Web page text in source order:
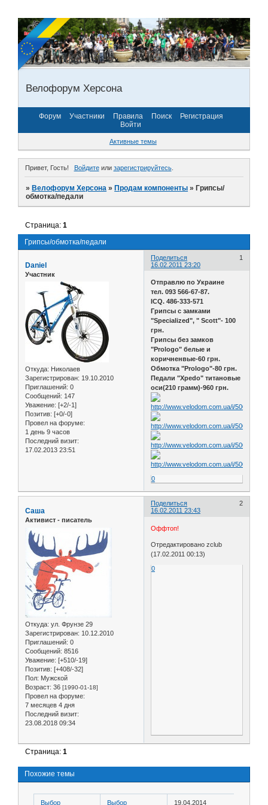
Велофорум Херсона
Форум Участники Правила Поиск
Регистрация
Войти
Активные темы
Привет, Гость! Войдитеили зарегистрируйтесь.
»Велофорум Херсона »Продам компоненты »Грипсы/
обмотка/педали
Грипсы/обмотка/педали
Страница:1
Поделиться
1
16.02.2011 23:20
Daniel
Участник
Откуда: Николаев
Зарегистрирован: 19.10.2010
Приглашений: 0
Сообщений: 147
Уважение: [+2/-1]
Позитив: [+0/-0]
Провел на форуме:
1 день 9 часов
Последний визит:
17.02.2013 23:51
Отправлю по Украине
тел. 093 566-67-87.
ICQ. 486-333-571
Грипсы с замками
"Specialized", " Scott"- 100
грн.
Грипсы без замков
"Prologo" белые и
коричненвые-60 грн.
Обмотка "Prologo"-80 грн.
Педали "Xpedo" титановые
оси(210 грамм)-960 грн.
0
Поделиться
2
16.02.2011 23:43
Саша
Активист - писатель
Откуда: ул. Фрунзе 29
Зарегистрирован: 10.12.2010
Приглашений: 0
Сообщений: 8516
Уважение: [+510/-19]
Позитив: [+408/-32]
Пол: Мужской
Возраст: 36 [1990-01-18]
Провел на форуме:
7 месяцев 4 дня
Последний визит:
23.08.2018 09:34
Оффтоп!
Отредактировано zclub
(17.02.2011 00:13)
0
Страница:1
Похожие темы
Выбор Выбор 19.04.2014